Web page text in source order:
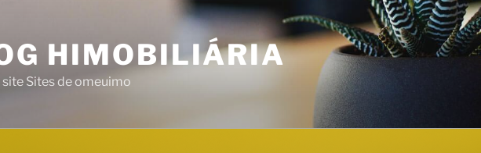
HIMOBILIÁRIA
site Sites de omeuimo